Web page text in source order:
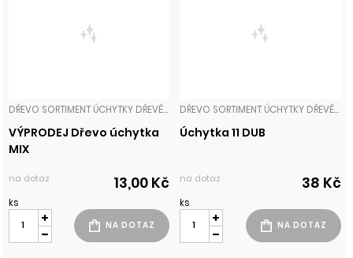
DŘEVO SORTIMENT ÚCHYTKY DŘEVĚNÉ
VÝPRODEJ Dřevo úchytka
MIX
na dotaz 13,00 Kč
ks
DŘEVO SORTIMENT ÚCHYTKY DŘEVĚNÉ
Úchytka 11 DUB
na dotaz 38 Kč
ks